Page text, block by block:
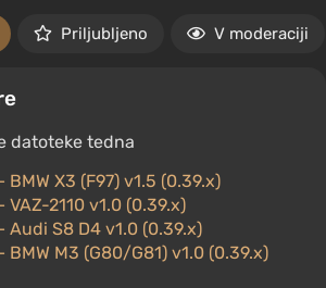
Priljubljeno V moderaciji
datoteke tedna
BMW X3 (F97) v1.5 (0.39.x)
VAZ-2110 v1.0 (0.39.x)
Audi S8 D4 v1.0 (0.39.x)
BMW M3 (G80/G81) v1.0 (0.39.x)